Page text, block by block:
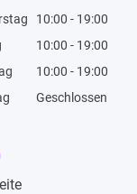
10:00 - 19:00
10:00 - 19:00
10:00 - 19:00
Geschlossen